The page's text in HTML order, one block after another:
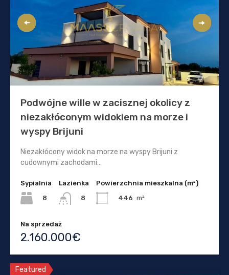
Podwójne wille w zacisznej okolicy z
niezakłóconym widokiem na morze i
wyspy Brijuni
Niezakłócony widok na morze na wyspy Brijuni z
cudownymi zachodami…
Sypialnia
8
Lazienka
8
Powierzchnia mieszkalna (m²)
446 m²
Na sprzedaż
2.160.000€
Featured